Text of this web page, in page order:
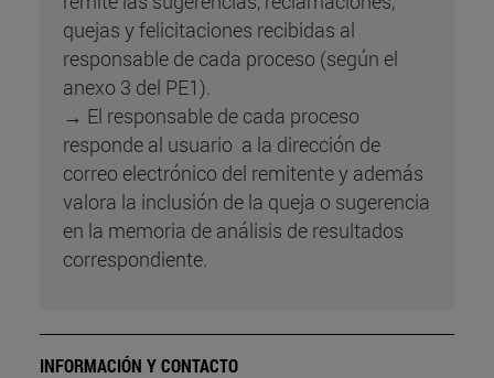
quejas y felicitaciones recibidas al
responsable de cada proceso (según el
anexo 3 del PE1).
→ El responsable de cada proceso
responde al usuario a la dirección de
correo electrónico del remitente y además
valora la inclusión de la queja o sugerencia
en la memoria de análisis de resultados
correspondiente.
INFORMACIÓN Y CONTACTO